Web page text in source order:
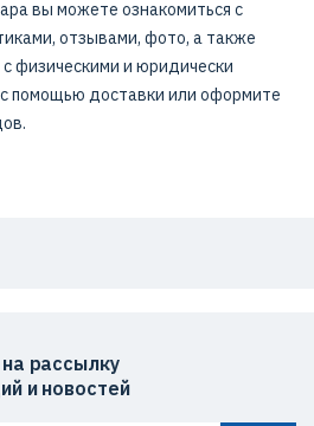
вы можете ознакомиться с
отзывами, фото, а также
физическими и юридически
помощью доставки или оформите
рассылку
и новостей